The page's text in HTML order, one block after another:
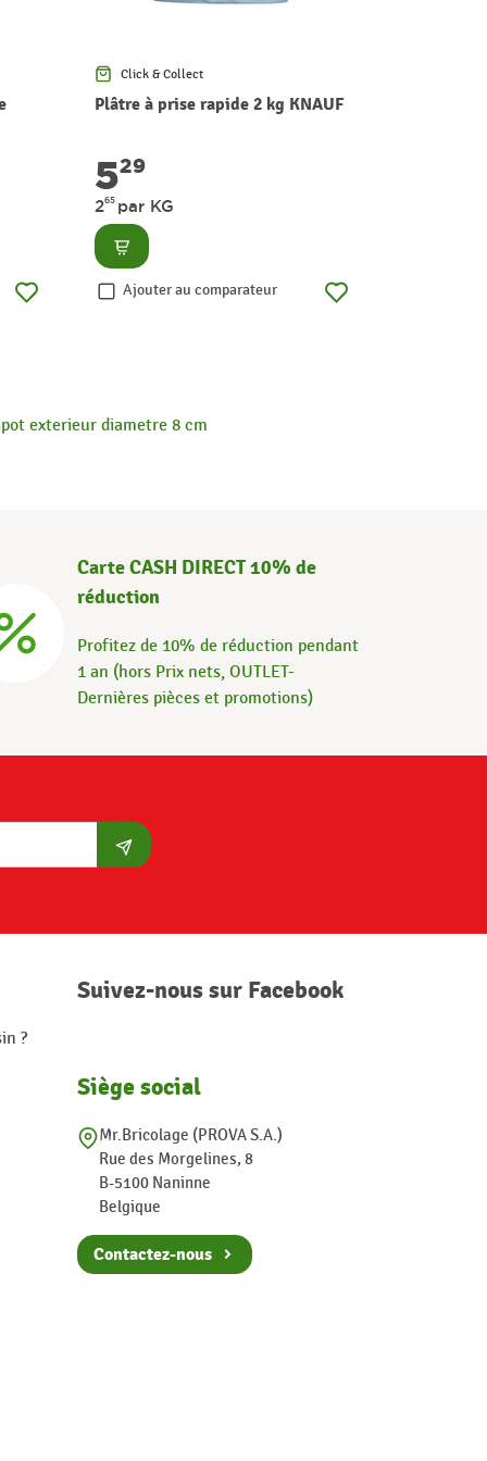
Click & Collect
Plâtre à prise rapide 2 kg KNAUF
529
265 par KG
Consulter
Ajouter au comparateur
exterieur diametre 8 cm
Carte CASH DIRECT 10% de
réduction
Profitez de 10% de réduction pendant
1 an (hors Prix nets, OUTLET-
Dernières pièces et promotions)
S'abonner
?
Suivez-nous sur Facebook
Siège social
Mr.Bricolage (PROVA S.A.)
Rue des Morgelines, 8
B-5100 Naninne
Belgique
Contactez-nous